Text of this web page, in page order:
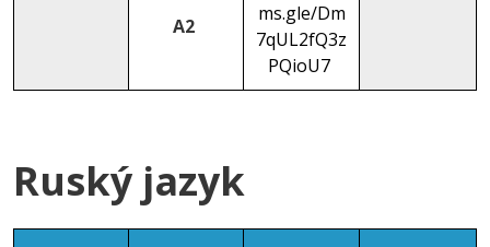
A2
ms.gle/Dm
7qUL2fQ3z
PQioU7
Ruský jazyk